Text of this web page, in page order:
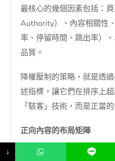
最核心的幾個因素包括：
Authority）、內容相關性
率、停留時間、跳出率）
品質。
降權壓制的策略，就是透
述指標，讓它們在排序上
「駭客」技術，而是正當
正向內容的布局矩陣
診所應建立一個多平台的
↓